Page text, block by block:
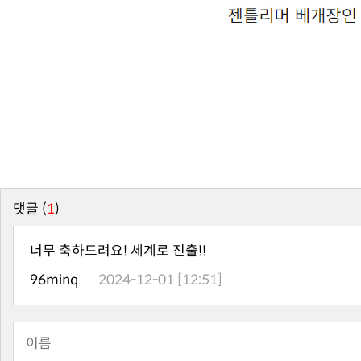
댓글 (1)
너무 축하드려요! 세계로 진출!!
96minq
2024-12-01 [12:51]